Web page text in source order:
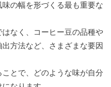
の幅を形づくる最も重要な
なく、コーヒー豆の品種や
方法など、さまざまな要因
とで、どのような味が自分